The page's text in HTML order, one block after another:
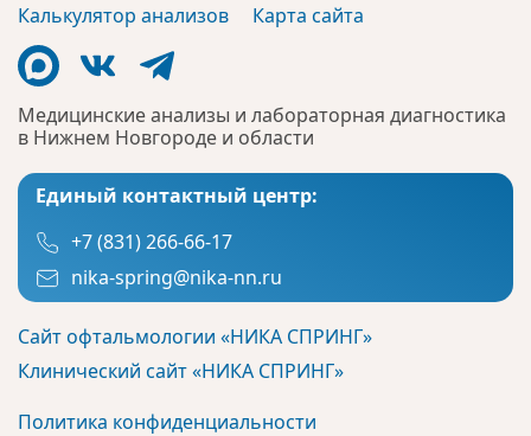
Медицинские анализы и лабораторная диагностика
в Нижнем Новгороде и области
Единый контактный центр:
+7 (831) 266-66-17
nika-spring@nika-nn.ru
Сайт офтальмологии «НИКА СПРИНГ»
Клинический сайт «НИКА СПРИНГ»
Политика конфиденциальности
Калькулятор анализов
Карта сайта